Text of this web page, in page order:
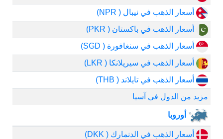
أسعار الذهب في نيبال ( NPR)
أسعار الذهب في باكستان ( PKR)
أسعار الذهب في سنغافورة ( SGD)
أسعار الذهب في سيريلانكا ( LKR)
أسعار الذهب في تايلاند ( THB)
مزيد من الدول في آسيا
أوروبا
أسعار الذهب في الدنمارك ( DKK)